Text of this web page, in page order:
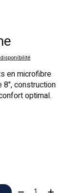
en microfibre
8", construction
optimal.
Quantité: